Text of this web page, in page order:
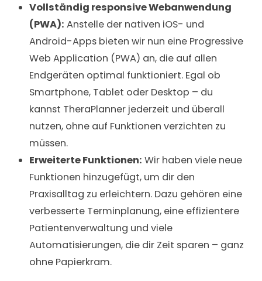
Vollständig responsive Webanwendung
(PWA): Anstelle der nativen iOS- und
Android-Apps bieten wir nun eine Progressive
Web Application (PWA) an, die auf allen
Endgeräten optimal funktioniert. Egal ob
Smartphone, Tablet oder Desktop – du
kannst TheraPlanner jederzeit und überall
nutzen, ohne auf Funktionen verzichten zu
müssen.
Erweiterte Funktionen: Wir haben viele neue
Funktionen hinzugefügt, um dir den
Praxisalltag zu erleichtern. Dazu gehören eine
verbesserte Terminplanung, eine effizientere
Patientenverwaltung und viele
Automatisierungen, die dir Zeit sparen – ganz
ohne Papierkram.